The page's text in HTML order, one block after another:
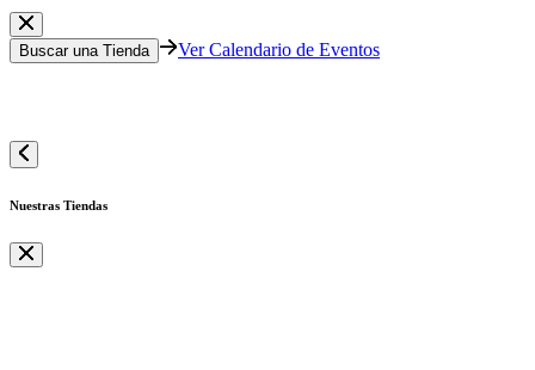
Buscar una Tienda Ver Calendario de Eventos
Nuestras Tiendas